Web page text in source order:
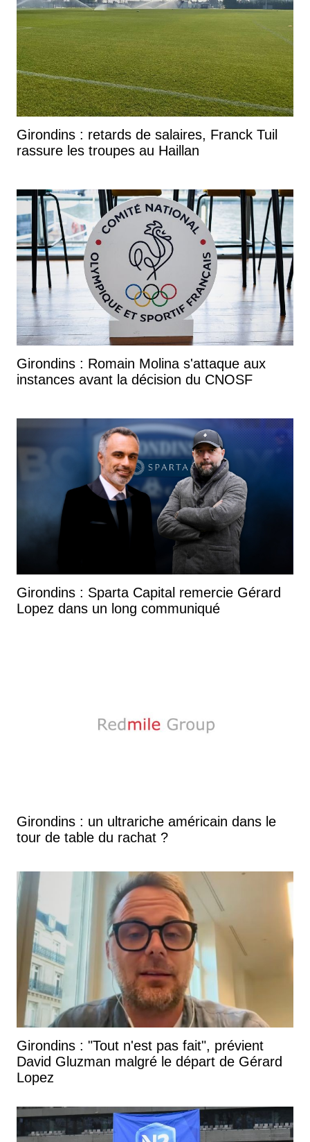
Girondins : retards de salaires, Franck Tuil
rassure les troupes au Haillan
Girondins : Romain Molina s'attaque aux
instances avant la décision du CNOSF
Girondins : Sparta Capital remercie Gérard
Lopez dans un long communiqué
Girondins : un ultrariche américain dans le
tour de table du rachat ?
Girondins : "Tout n'est pas fait", prévient
David Gluzman malgré le départ de Gérard
Lopez